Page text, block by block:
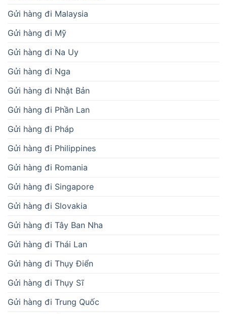
Gửi hàng đi Malaysia
Gửi hàng đi Mỹ
Gửi hàng đi Na Uy
Gửi hàng đi Nga
Gửi hàng đi Nhật Bản
Gửi hàng đi Phần Lan
Gửi hàng đi Pháp
Gửi hàng đi Philippines
Gửi hàng đi Romania
Gửi hàng đi Singapore
Gửi hàng đi Slovakia
Gửi hàng đi Tây Ban Nha
Gửi hàng đi Thái Lan
Gửi hàng đi Thụy Điển
Gửi hàng đi Thụy Sĩ
Gửi hàng đi Trung Quốc